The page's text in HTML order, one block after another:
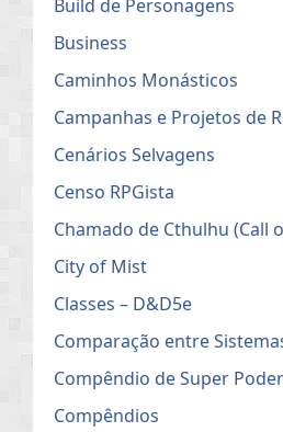
Build de Personagens
Business
Caminhos Monásticos
Campanhas e Projetos de
Cenários Selvagens
Censo RPGista
Chamado de Cthulhu (Call
City of Mist
Classes – D&D5e
Comparação entre
Compêndio de Super
Compêndios